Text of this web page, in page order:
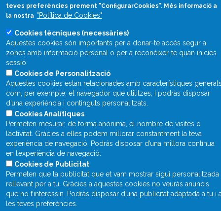
teves preferències prement "ConfigurarCookies". Més informació a
la nostra "Política de Cookies"
Cookies tècniques (necessàries)
Aquestes cookies són importants per a donar-te accés segur a
zones amb informació personal o per a reconèixer-te quan inicies
sessió.
Cookies de Personalització
Aquestes cookies estan relacionades amb característiques
com, per exemple, el navegador que utilitzes, i podràs disposar
d’una experiència i continguts personalitzats.
Cookies Analítiques
Permeten mesurar, de forma anònima, el nombre de visites o
l’activitat. Gràcies a elles podem millorar constantment la teva
experiència de navegació. Podràs disposar d’una millora contínua
en l’experiència de navegació.
Cookies de Publicitat
Permeten que la publicitat que et vam mostrar sigui personalitzada
rellevant per a tu. Gràcies a aquestes cookies no veuràs anuncis
que no t’interessin. Podràs disposar d’una publicitat adaptada a tu i
les teves preferències.